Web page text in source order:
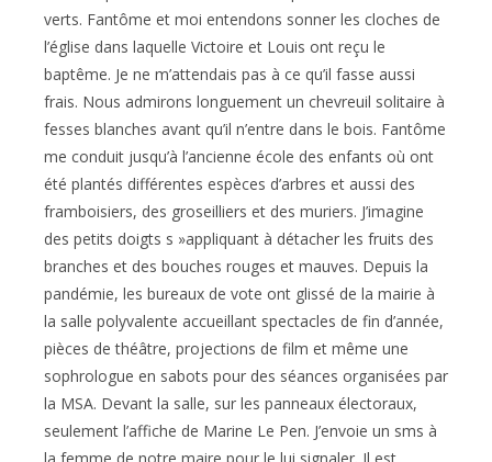
verts. Fantôme et moi entendons sonner les cloches de
l’église dans laquelle Victoire et Louis ont reçu le
baptême. Je ne m’attendais pas à ce qu’il fasse aussi
frais. Nous admirons longuement un chevreuil solitaire à
fesses blanches avant qu’il n’entre dans le bois. Fantôme
me conduit jusqu’à l’ancienne école des enfants où ont
été plantés différentes espèces d’arbres et aussi des
framboisiers, des groseilliers et des muriers. J’imagine
des petits doigts s »appliquant à détacher les fruits des
branches et des bouches rouges et mauves. Depuis la
pandémie, les bureaux de vote ont glissé de la mairie à
la salle polyvalente accueillant spectacles de fin d’année,
pièces de théâtre, projections de film et même une
sophrologue en sabots pour des séances organisées par
la MSA. Devant la salle, sur les panneaux électoraux,
seulement l’affiche de Marine Le Pen. J’envoie un sms à